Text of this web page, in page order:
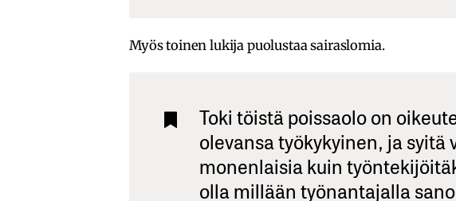
Myös toinen lukija puolustaa sairaslomia.
Toki töistä poissaolo on
olevansa työkykyinen, ja syitä
monenlaisia kuin
olla millään työnantajalla